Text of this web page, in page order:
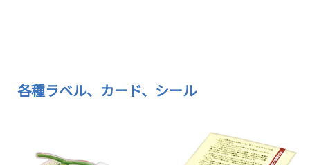
各種ラベル、カード、シール